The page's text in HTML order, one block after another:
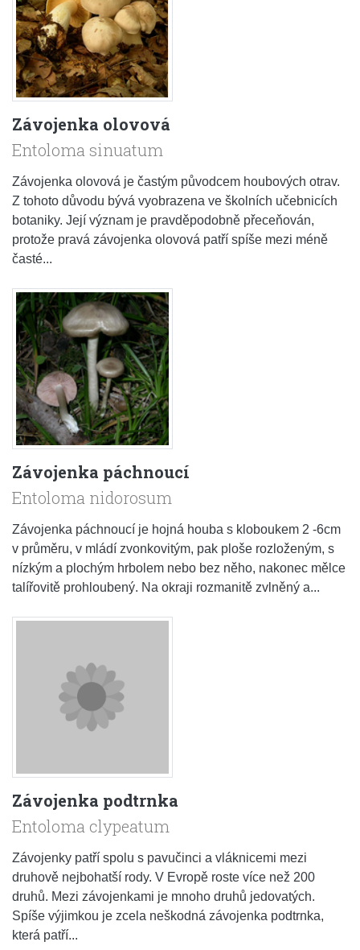
Závojenka olovová
Entoloma sinuatum
Závojenka olovová je častým původcem houbových otrav.
Z tohoto důvodu bývá vyobrazena ve školních učebnicích
botaniky. Její význam je pravděpodobně přeceňován,
protože pravá závojenka olovová patří spíše mezi méně
časté...
Závojenka páchnoucí
Entoloma nidorosum
Závojenka páchnoucí je hojná houba s kloboukem 2 -6cm
v průměru, v mládí zvonkovitým, pak ploše rozloženým, s
nízkým a plochým hrbolem nebo bez něho, nakonec mělce
talířovitě prohloubený. Na okraji rozmanitě zvlněný a...
Závojenka podtrnka
Entoloma clypeatum
Závojenky patří spolu s pavučinci a vláknicemi mezi
druhově nejbohatší rody. V Evropě roste více než 200
druhů. Mezi závojenkami je mnoho druhů jedovatých.
Spíše výjimkou je zcela neškodná závojenka podtrnka,
která patří...